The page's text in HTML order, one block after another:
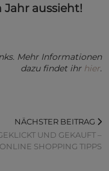
aussieht!
Mehr Informationen
dazu findet ihr hier.
NÄCHSTER BEITRAG
UND GEKAUFT –
ONLINE SHOPPING TIPPS